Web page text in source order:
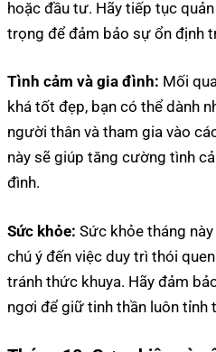
hoặc đầu tư. Hãy tiếp tục
trọng để đảm bảo sự ổn định
Tình cảm và gia đình: Mối
khá tốt đẹp, bạn có thể dành
người thân và tham gia vào
này sẽ giúp tăng cường tình
đình.
Sức khỏe: Sức khỏe tháng
chú ý đến việc duy trì thói
tránh thức khuya. Hãy đảm
ngơi để giữ tinh thần luôn tỉnh